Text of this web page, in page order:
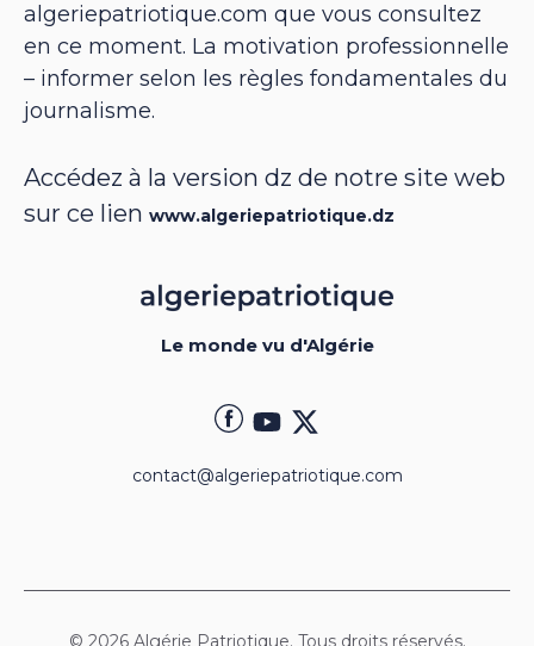
algeriepatriotique.com que vous consultez
en ce moment. La motivation professionnelle
– informer selon les règles fondamentales du
journalisme.
Accédez à la version dz de notre site web
sur ce lien www.algeriepatriotique.dz
Le monde vu d'Algérie
contact@algeriepatriotique.com
© 2026 Algérie Patriotique. Tous droits réservés.